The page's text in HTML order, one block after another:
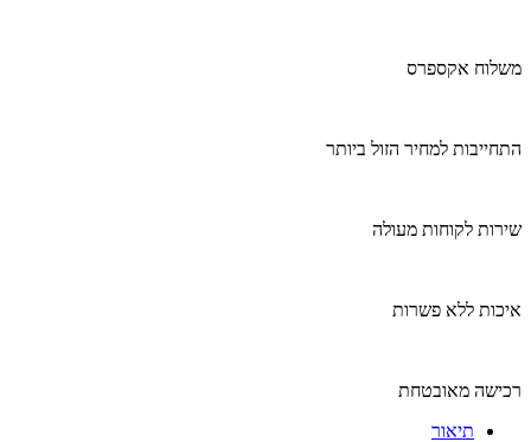
משלוח אקספרס
התחייבות למחיר הזול ביותר
שירות לקוחות מעולה
איכות ללא פשרות
רכישה מאובטחת
תיאור